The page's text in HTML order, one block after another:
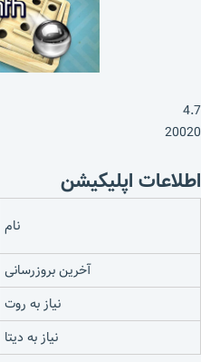
4.7
20020
اطلاعات اپلیکیشن
نام
آخرین بروزرسانی
نیاز به روت
نیاز به دیتا